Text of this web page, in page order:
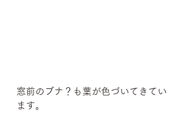
窓前のブナ？も葉が色づいてきてい
ます。